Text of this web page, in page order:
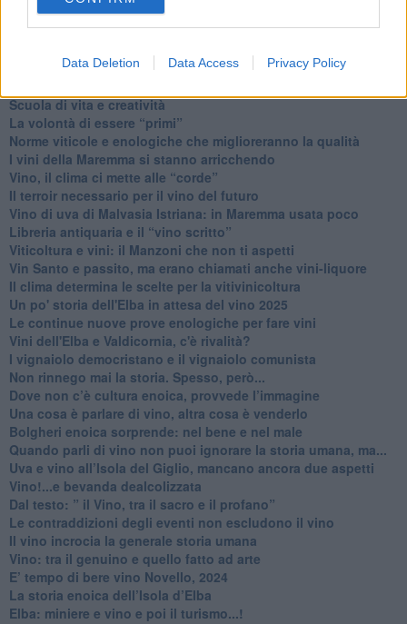
Data Deletion Data Access Privacy Policy
Ti potrebbe interessare anche:
Articoli dal Blog “Vignaioli e vini” di Nadio Stronchi
Scuola di vita e creatività
​La volontà di essere “primi”
Norme viticole e enologiche che miglioreranno la qualità
​I vini della Maremma si stanno arricchendo
Vino, il clima ci mette alle “corde”
Il terroir necessario per il vino del futuro
​Vino di uva di Malvasia Istriana: in Maremma usata poco
​Libreria antiquaria e il “vino scritto”
​Viticoltura e vini: il Manzoni che non ti aspetti
​Vin Santo e passito, ma erano chiamati anche vini-liquore
Il clima determina le scelte per la vitivinicoltura
Un po' storia dell'Elba in attesa del vino 2025
Le continue nuove prove enologiche per fare vini
Vini dell'Elba e Valdicornia, c'è rivalità?
​I vignaiolo democristano e il vignaiolo comunista
​Non rinnego mai la storia. Spesso, però...
​Dove non c’è cultura enoica, provvede l’immagine
​Una cosa è parlare di vino, altra cosa è venderlo
Bolgheri enoica sorprende: nel bene e nel male
​Quando parli di vino non puoi ignorare la storia umana, ma...
Uva e vino all’Isola del Giglio, mancano ancora due aspetti
​Vino!...e bevanda dealcolizzata
​Dal testo: ” il Vino, tra il sacro e il profano”
Le contraddizioni degli eventi non escludono il vino
​Il vino incrocia la generale storia umana
Vino: tra il genuino e quello fatto ad arte
E’ tempo di bere vino Novello, 2024
La storia enoica dell’Isola d’Elba
Elba: miniere e vino e poi il turismo...!